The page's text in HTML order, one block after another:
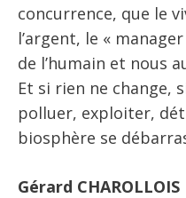
concurrence, que le
l’argent, le «
de l’humain et nous
Et si rien ne change,
polluer, exploiter,
biosphère se
Gérard CHAROLLOIS